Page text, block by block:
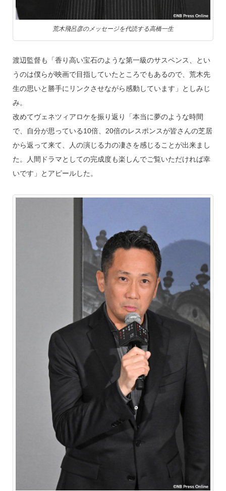
荒木飛呂彦のメッセージを代読する高橋一生
渡辺監督も「香り高い宝石のような第一級のサスペンス、とい
うのは僕らが映画で目指していたところでもあるので、荒木先
生の思いと勝手にリンクさせながら感動しています」としみじ
み。
改めてヴェネツィアロケを振り返り「本当に夢のような時間
で、自分が思っている10倍、20倍のレスポンスが皆さんの芝居
から返って来て、人の演じる力の凄さを感じることが出来まし
た。人間ドラマとしての完成度も楽しんでご覧いただければ幸
いです」とアピールした。